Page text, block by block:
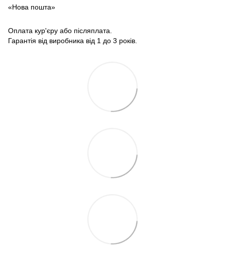
«Нова пошта»
Оплата кур'єру або післяплата.
Гарантія від виробника від 1 до 3 років.